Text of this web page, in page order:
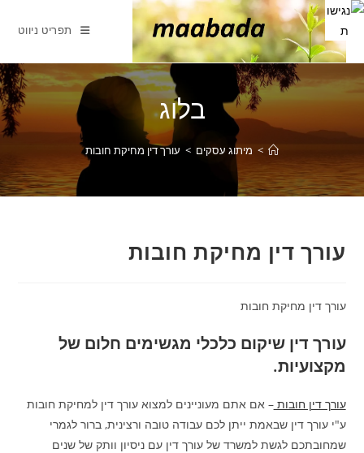
Skip
content
תפריט ניווט
בלוג
> מיתוג עסקים > עורך דין מחיקת חובות
עורך דין מחיקת חובות
עורך דין מחיקת חובות
עורך דין שיקום כלכלי מגשימים חלום של
מקצועיות.
עורך דין חובות– אם אתם מעוניינים למצוא עורך דין למחיקת חובות
ע"י עורך דין שבאמת ייתן לכם עבודה טובה ורצינית, ברור לגמרי
שמחובתכם לגשת למשרד של עורך דין עם ניסיון וותק של שנים